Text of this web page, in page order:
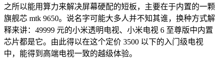
之所以能用算力来解决屏幕硬配的短板，主要在于内置的一颗
旗舰芯 mtk 9650。说名字可能大多人并不知其谁，换种方式解
释来讲：49999 元的小米透明电视、小米电视 6 至尊版中内置
芯片都是它。由此得以在这个定价 3500 以下的入门级电视
中，能得到高端电视一致的越级体验。